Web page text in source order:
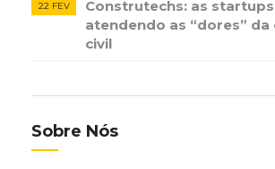
22 FEV
Construtechs: as
atendendo as “dores”
civil
Sobre Nós